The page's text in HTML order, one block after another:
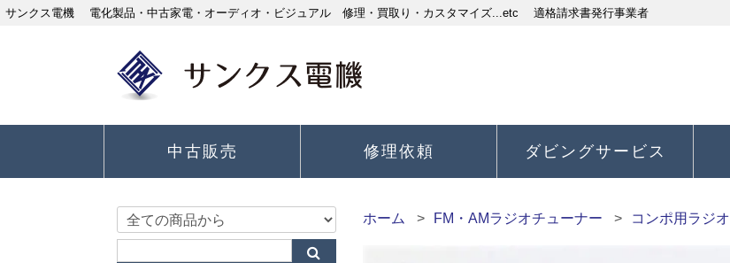
サンクス電機 電化製品・中古家電・オーディオ・ビジュアル 修理・買取り・カスタマイズ...etc 適格請求書発行事業者
中古販売 修理依頼 ダビングサービス
ホーム FM・AMラジオチューナー コンポ用ラジオ